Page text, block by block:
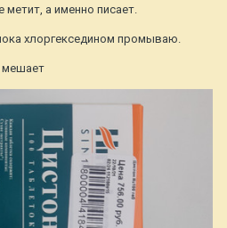
метит, а именно писает.
хлоргекседином промываю.
мешает